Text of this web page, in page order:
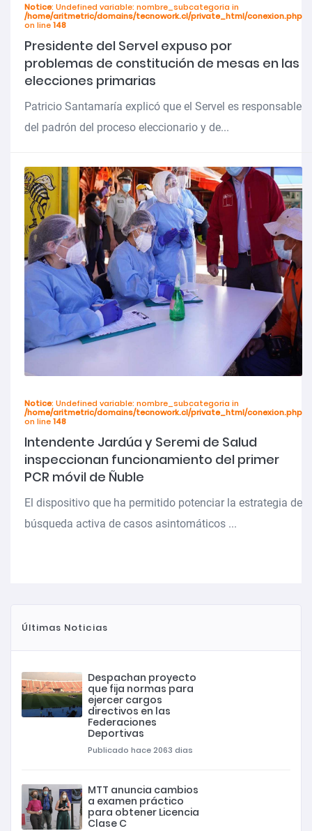
Notice: Undefined variable: nombre_subcategoria in
/home/aritmetric/domains/tecnowork.cl/private_html/conexion.php
on line148
Presidente del Servel expuso por
problemas de constitución de mesas en las
elecciones primarias
Patricio Santamaría explicó que el Servel es responsable
del padrón del proceso eleccionario y de...
Notice: Undefined variable: nombre_subcategoria in
/home/aritmetric/domains/tecnowork.cl/private_html/conexion.php
on line148
Intendente Jardúa y Seremi de Salud
inspeccionan funcionamiento del primer
PCR móvil de Ñuble
El dispositivo que ha permitido potenciar la estrategia de
búsqueda activa de casos asintomáticos ...
Últimas Noticias
Despachan proyecto
que fija normas para
ejercer cargos
directivos en las
Federaciones
Deportivas
Publicado hace 2063 dias
MTT anuncia cambios
a examen práctico
para obtener Licencia
Clase C